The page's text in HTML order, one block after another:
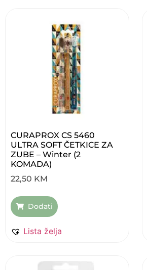
CURAPROX CS 5460
ULTRA SOFT ČETKICE ZA
ZUBE – Winter (2
KOMADA)
22,50 KM
Dodati
Lista želja